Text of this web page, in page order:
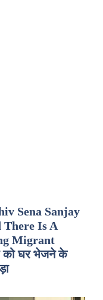
Sena Sanjay
There Is A
Migrant
को घर भेजने के